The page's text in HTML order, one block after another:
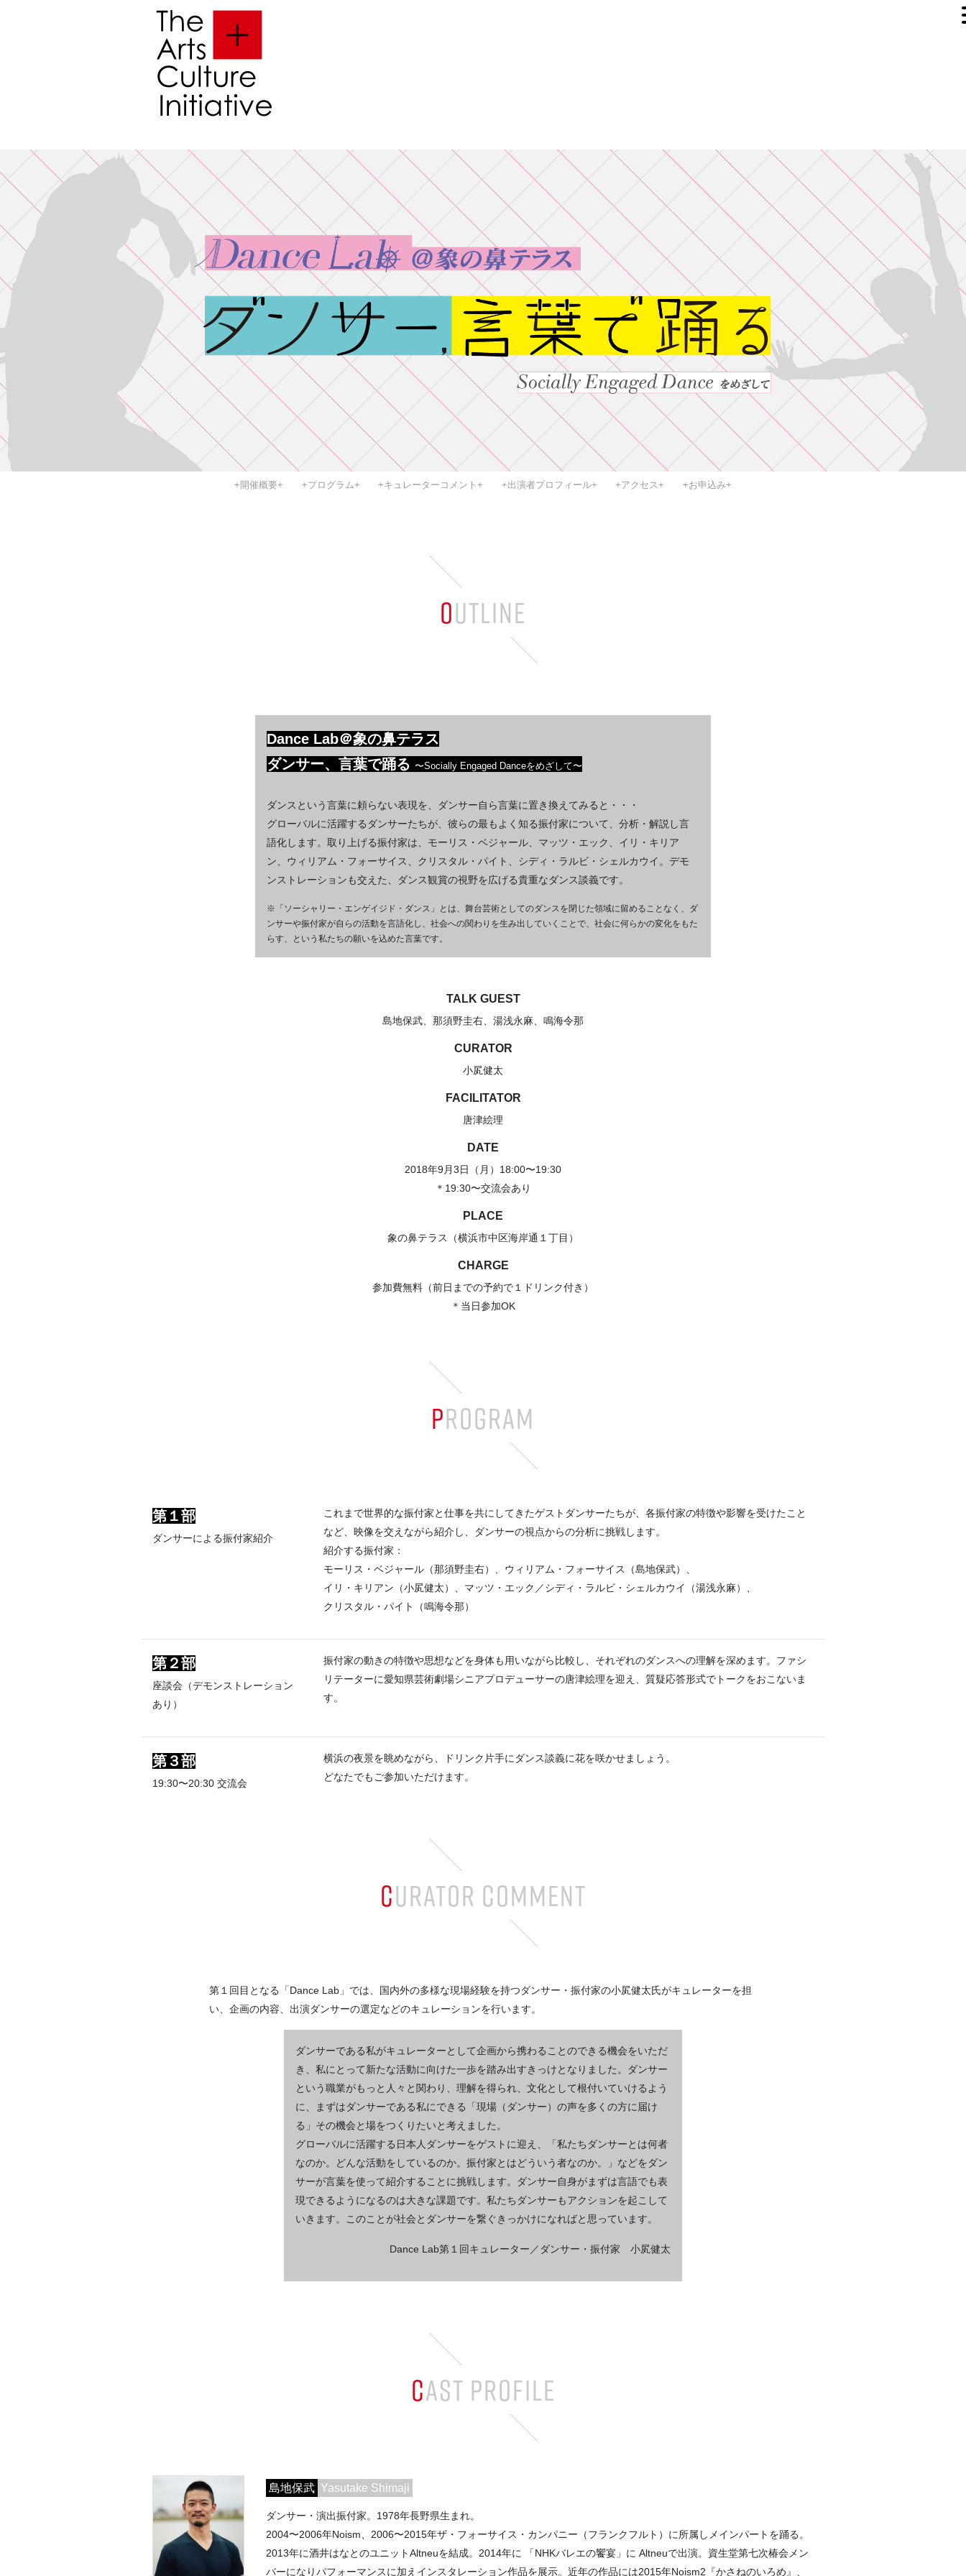
+開催概要+ +プログラム+ +キュレーターコメント+ +出演者プロフィール+ +アクセス+ +お申込み+
OUTLINE
Dance Lab＠象の鼻テラス
ダンサー、言葉で踊る〜Socially Engaged Danceをめざして〜
ダンスという言葉に頼らない表現を、ダンサー自ら言葉に置き換えてみると・・・
グローバルに活躍するダンサーたちが、彼らの最もよく知る振付家について、分析・解説し言
語化します。取り上げる振付家は、モーリス・ベジャール、マッツ・エック、イリ・キリア
ン、ウィリアム・フォーサイス、クリスタル・パイト、シディ・ラルビ・シェルカウイ。デモ
ンストレーションも交えた、ダンス観賞の視野を広げる貴重なダンス談義です。
※「ソーシャリー・エンゲイジド・ダンス」とは、舞台芸術としてのダンスを閉じた領域に留めることなく、ダ
ンサーや振付家が自らの活動を言語化し、社会への関わりを生み出していくことで、社会に何らかの変化をもた
らす、という私たちの願いを込めた言葉です。
TALK GUEST
島地保武、那須野圭右、湯浅永麻、鳴海令那
CURATOR
小㞍健太
FACILITATOR
唐津絵理
DATE
2018年9月3日（月）18:00〜19:30
＊19:30〜交流会あり
PLACE
象の鼻テラス（横浜市中区海岸通１丁目）
CHARGE
参加費無料（前日までの予約で１ドリンク付き）
＊当日参加OK
PROGRAM
第１部
ダンサーによる振付家紹介
これまで世界的な振付家と仕事を共にしてきたゲストダンサーたちが、各振付家の特徴や影響を受けたこと
など、映像を交えながら紹介し、ダンサーの視点からの分析に挑戦します。
紹介する振付家：
モーリス・ベジャール（那須野圭右）、ウィリアム・フォーサイス（島地保武）、
イリ・キリアン（小㞍健太）、マッツ・エック／シディ・ラルビ・シェルカウイ（湯浅永麻）、
クリスタル・パイト（鳴海令那）
第２部
座談会（デモンストレーション
あり）
振付家の動きの特徴や思想などを身体も用いながら比較し、それぞれのダンスへの理解を深めます。ファシ
リテーターに愛知県芸術劇場シニアプロデューサーの唐津絵理を迎え、質疑応答形式でトークをおこないま
す。
第３部
19:30〜20:30 交流会
横浜の夜景を眺めながら、ドリンク片手にダンス談義に花を咲かせましょう。
どなたでもご参加いただけます。
CURATOR COMMENT
第１回目となる「Dance Lab」では、国内外の多様な現場経験を持つダンサー・振付家の小㞍健太氏がキュレーターを担
い、企画の内容、出演ダンサーの選定などのキュレーションを行います。
ダンサーである私がキュレーターとして企画から携わることのできる機会をいただ
き、私にとって新たな活動に向けた一歩を踏み出すきっけとなりました。ダンサー
という職業がもっと人々と関わり、理解を得られ、文化として根付いていけるよう
に、まずはダンサーである私にできる「現場（ダンサー）の声を多くの方に届け
る」その機会と場をつくりたいと考えました。
グローバルに活躍する日本人ダンサーをゲストに迎え、「私たちダンサーとは何者
なのか。どんな活動をしているのか。振付家とはどういう者なのか。」などをダン
サーが言葉を使って紹介することに挑戦します。ダンサー自身がまずは言語でも表
現できるようになるのは大きな課題です。私たちダンサーもアクションを起こして
いきます。このことが社会とダンサーを繋ぐきっかけになればと思っています。
Dance Lab第１回キュレーター／ダンサー・振付家 小㞍健太
CAST PROFILE
島地保武 Yasutake Shimaji
ダンサー・演出振付家。1978年長野県生まれ。
2004〜2006年Noism、2006〜2015年ザ・フォーサイス・カンパニー（フランクフルト）に所属しメインパートを踊る。
2013年に酒井はなとのユニットAltneuを結成。2014年に 「NHKバレエの饗宴」に Altneuで出演。資生堂第七次椿会メン
バーになりパフォーマンスに加えインスタレーション作品を展示。近年の作品には2015年Noism2『かさねのいろめ』、